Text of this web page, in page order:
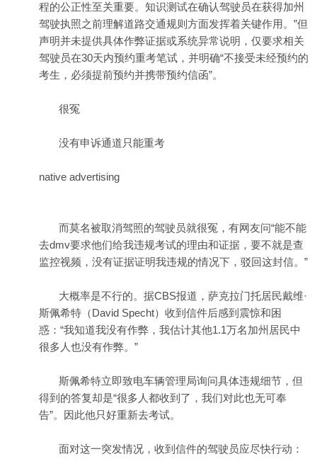
程的公正性至关重要。知识测试在确认驾驶员在获得加州
驾驶执照之前理解道路交通规则方面发挥着关键作用。”但
声明并未提供具体作弊证据或系统异常说明，仅要求相关
驾驶员在30天内预约重考笔试，并明确“不接受未经预约的
考生，必须提前预约并携带预约信函”。
很冤
没有申诉通道只能重考
native advertising
而莫名被取消驾照的驾驶员就很冤，有网友问“能不能
去dmv要求他们给我违规考试的理由和证据，要不就是查
监控视频，没有证据证明我违规的情况下，驳回这封信。”
大概率是不行的。据CBS报道，萨克拉门托居民戴维·
斯佩希特（David Specht）收到信件后感到震惊和困
惑：“我知道我没有作弊，我估计其他1.1万名加州居民中
很多人也没有作弊。”
斯佩希特立即致电车辆管理局询问具体违规细节，但
得到的答复却是“很多人都收到了，我们对此也无可奉
告”。因此他只好重新去考试。
面对这一突发情况，收到信件的驾驶员应尽快行动：